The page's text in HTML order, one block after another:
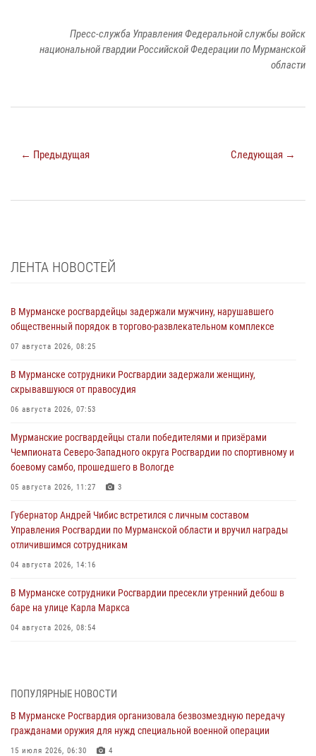
Пресс-служба Управления Федеральной службы войск
национальной гвардии Российской Федерации по Мурманской
области
← Предыдущая Следующая →
ЛЕНТА НОВОСТЕЙ
В Мурманске росгвардейцы задержали мужчину, нарушавшего
общественный порядок в торгово-развлекательном комплексе
07 августа 2026, 08:25
В Мурманске сотрудники Росгвардии задержали женщину,
скрывавшуюся от правосудия
06 августа 2026, 07:53
Мурманские росгвардейцы стали победителями и призёрами
Чемпионата Северо-Западного округа Росгвардии по спортивному и
боевому самбо, прошедшего в Вологде
05 августа 2026, 11:27 3
Губернатор Андрей Чибис встретился с личным составом
Управления Росгвардии по Мурманской области и вручил награды
отличившимся сотрудникам
04 августа 2026, 14:16
В Мурманске сотрудники Росгвардии пресекли утренний дебош в
баре на улице Карла Маркса
04 августа 2026, 08:54
03 августа 2026, 12:23 4
Сотрудники вневедомственной охраны Росгвардии пресекли
хулиганские действия дебошира на автозаправочной станции
города Кандалакши
ПОПУЛЯРНЫЕ НОВОСТИ
В Мурманске Росгвардия организовала безвозмездную передачу
гражданами оружия для нужд специальной военной операции
15 июля 2026, 06:30 4